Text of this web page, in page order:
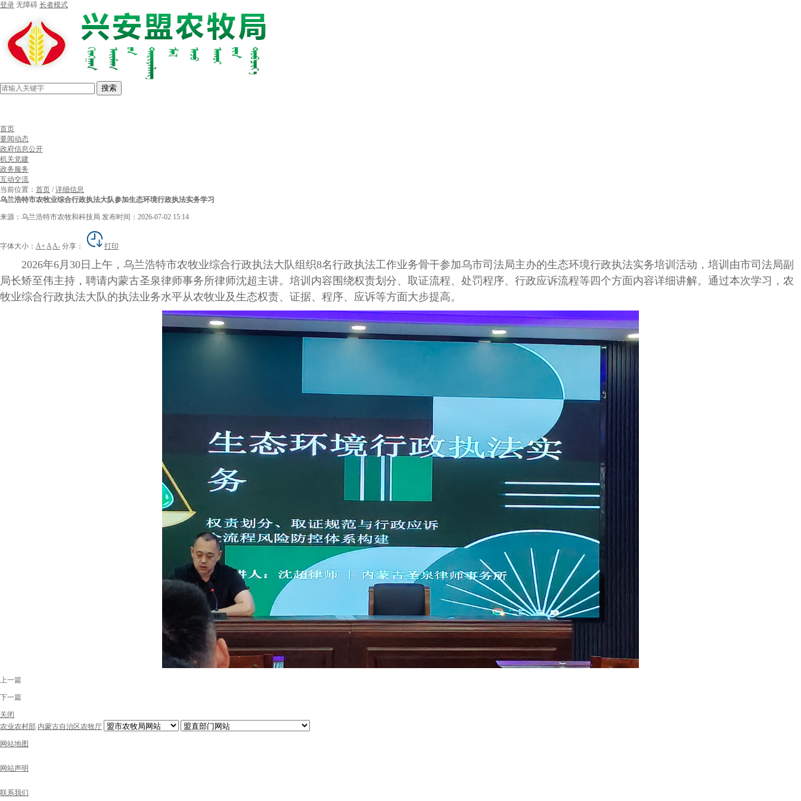
登录 无障碍 长者模式
搜索
首页
要闻动态
政府信息公开
机关党建
政务服务
互动交流
当前位置： 首页 /详细信息
乌兰浩特市农牧业综合行政执法大队参加生态环境行政执法实务学习
来源：乌兰浩特市农牧和科技局 发布时间：2026-07-02 15:14
字体大小： A+ AA- 分享： 打印
2026年6月30日上午，乌兰浩特市农牧业综合行政执法大队组织8名行政执法工作业务骨干参加乌市司法局主办的生态环境行政执法实务培训活动，培训由市司法局副
局长矫至伟主持，聘请内蒙古圣泉律师事务所律师沈超主讲。培训内容围绕权责划分、取证流程、处罚程序、行政应诉流程等四个方面内容详细讲解。通过本次学习，农
牧业综合行政执法大队的执法业务水平从农牧业及生态权责、证据、程序、应诉等方面大步提高。
上一篇
下一篇
关闭
农业农村部 内蒙古自治区农牧厅
网站地图
网站声明
联系我们